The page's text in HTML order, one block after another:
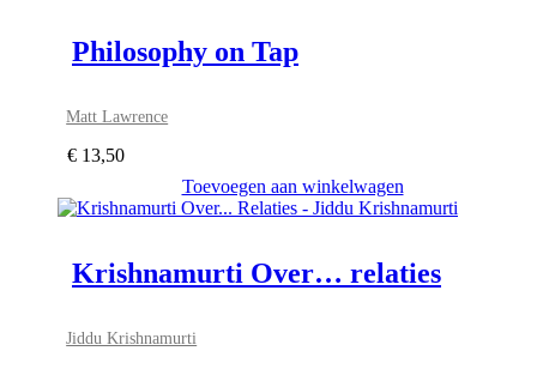
Philosophy on Tap
Matt Lawrence
€ 13,50
Toevoegen aan winkelwagen
Krishnamurti Over… relaties
Jiddu Krishnamurti